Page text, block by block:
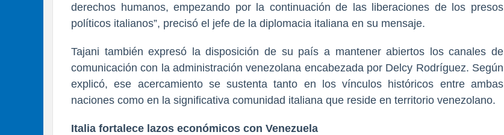
derechos humanos, empezando por la continuación de las liberaciones de los presos
políticos italianos”, precisó el jefe de la diplomacia italiana en su mensaje.
Tajani también expresó la disposición de su país a mantener abiertos los canales de
comunicación con la administración venezolana encabezada por Delcy Rodríguez. Según
explicó, ese acercamiento se sustenta tanto en los vínculos históricos entre ambas
naciones como en la significativa comunidad italiana que reside en territorio venezolano.
Italia fortalece lazos económicos con Venezuela